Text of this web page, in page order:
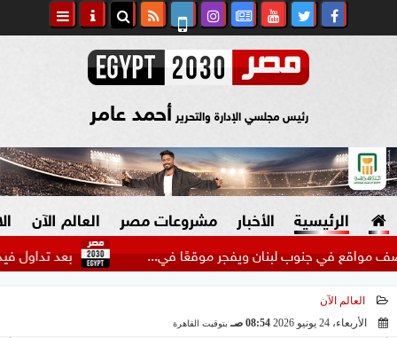
رئيس مجلسي الإدارة والتحرير أحمد عامر
الرئيسية الأخبار
السياسة
مشروعات مصر
صنع في مصر
العالم الآن
بعد تداول فيديو.. في جنوب لبنان ويفجر موقعًا في...
العالم الآن
الأربعاء، 24 يونيو 2026
08:54 صـ بتوقيت القاهرة